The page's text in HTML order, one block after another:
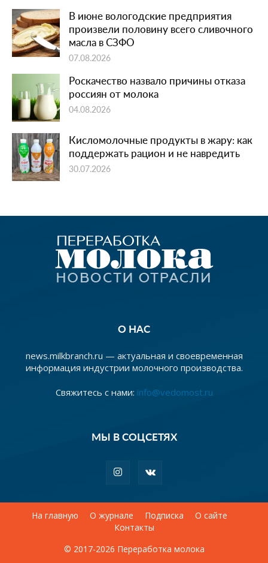
В июне вологодские предприятия
произвели половину всего сливочного
масла в СЗФО
07.08.2026
Роскачество назвало причины отказа
россиян от молока
04.08.2026
Кисломолочные продукты в жару: как
поддержать рацион и не навредить
30.07.2026
О НАС
news.milkbranch.ru — актуальная и своевременная
информация индустрии молочного производства.
Свяжитесь с нами: info@vedomost.ru
МЫ В СОЦСЕТЯХ
На главную О журнале Подписка
О сайте
Контакты
© 2017-2026 Переработка молока